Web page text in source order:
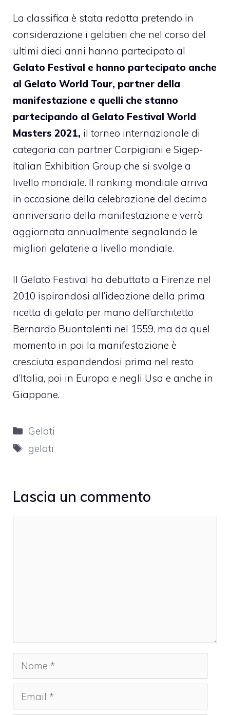
La classifica è stata redatta pretendo in
considerazione i gelatieri che nel corso del
ultimi dieci anni hanno partecipato al
Gelato Festival e hanno partecipato anche
al Gelato World Tour, partner della
manifestazione e quelli che stanno
partecipando al Gelato Festival World
Masters 2021, il torneo internazionale di
categoria con partner Carpigiani e Sigep-
Italian Exhibition Group che si svolge a
livello mondiale. Il ranking mondiale arriva
in occasione della celebrazione del decimo
anniversario della manifestazione e verrà
aggiornata annualmente segnalando le
migliori gelaterie a livello mondiale.
Il Gelato Festival ha debuttato a Firenze nel
2010 ispirandosi all’ideazione della prima
ricetta di gelato per mano dell’architetto
Bernardo Buontalenti nel 1559, ma da quel
momento in poi la manifestazione è
cresciuta espandendosi prima nel resto
d’Italia, poi in Europa e negli Usa e anche in
Giappone.
Categorie
Gelati
Tag
gelati
Lascia un commento
Nome
Email